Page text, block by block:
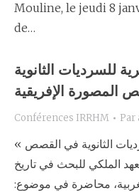
Mouline, le jeudi 8
de…
للسرديات الثانوية
المصورة الإفريقية
Conférences IRRHM Par
« داخل الهامش: تواريخ بصرية للسرديات الثانوية في القصص
الملكي للبحث في تاريخ
محاضرة في موضوع: